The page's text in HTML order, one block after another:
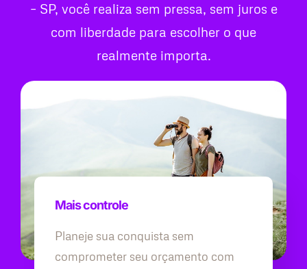
– SP, você realiza sem pressa, sem juros e
com liberdade para escolher o que
realmente importa.
Mais controle
Planeje sua conquista sem
comprometer seu orçamento com